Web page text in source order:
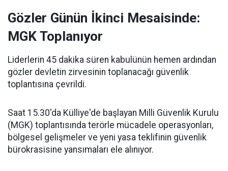
Gözler Günün İkinci Mesaisinde:
MGK Toplanıyor
Liderlerin 45 dakika süren kabulünün hemen ardından
gözler devletin zirvesinin toplanacağı güvenlik
toplantısına çevrildi.
Saat 15.30'da Külliye'de başlayan Milli Güvenlik Kurulu
(MGK) toplantısında terörle mücadele operasyonları,
bölgesel gelişmeler ve yeni yasa teklifinin güvenlik
bürokrasisine yansımaları ele alınıyor.